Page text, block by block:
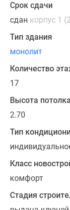
квартиры
новостройки
ЖК
«Фетищево»
будут
размещаться
2‒
17
этажах.
Высота
первого
этажа
3,3
Срок сдачи
сдан корпус 1
Тип здания
монолит
Количество
17
Высота потолка
2.70
Тип
Класс
комфорт
Стадия